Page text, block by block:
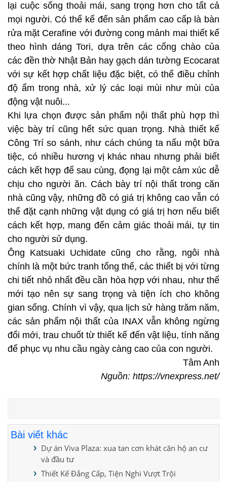
lại cuộc sống thoải mái, sang trọng hơn cho tất cả
mọi người. Có thể kể đến sản phẩm cao cấp là bàn
rửa mặt Cerafine với đường cong mảnh mai thiết kế
theo hình dáng Tori, dựa trên các cổng chào của
các đền thờ Nhật Bản hay gạch dán tường Ecocarat
với sự kết hợp chất liệu đặc biệt, có thể điều chỉnh
độ ẩm trong nhà, xử lý các loại mùi như mùi của
động vật nuôi...
Khi lựa chọn được sản phẩm nội thất phù hợp thì
việc bày trí cũng hết sức quan trọng. Nhà thiết kế
Công Trí so sánh, như cách chúng ta nấu một bữa
tiệc, có nhiều hương vị khác nhau nhưng phải biết
cách kết hợp để sau cùng, đọng lại một cảm xúc dễ
chịu cho người ăn. Cách bày trí nội thất trong căn
nhà cũng vậy, những đồ có giá trị không cao vẫn có
thể đặt cạnh những vật dụng có giá trị hơn nếu biết
cách kết hợp, mang đến cảm giác thoải mái, tự tin
cho người sử dụng.
Ông Katsuaki Uchidate cũng cho rằng, ngôi nhà
chính là một bức tranh tổng thể, các thiết bị với từng
chi tiết nhỏ nhất đều cần hòa hợp với nhau, như thế
mới tạo nên sự sang trọng và tiện ích cho không
gian sống. Chính vì vậy, qua lịch sử hàng trăm năm,
các sản phẩm nội thất của INAX vẫn không ngừng
đổi mới, trau chuốt từ thiết kế đến vật liệu, tính năng
để phục vụ nhu cầu ngày càng cao của con người.
Tâm Anh
Nguồn: https://vnexpress.net/
Bài viết khác
Dự án Viva Plaza: xua tan cơn khát căn hộ an cư
và đầu tư
Thiết Kế Đẳng Cấp, Tiện Nghi Vượt Trội